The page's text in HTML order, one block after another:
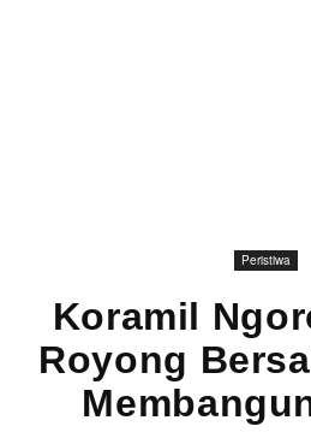
Peristiwa
Koramil
Royong